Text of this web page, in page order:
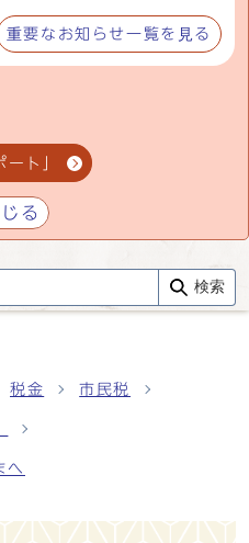
重要なお知らせ一覧を見る
ト」
る
検索
税金 市民税
へ